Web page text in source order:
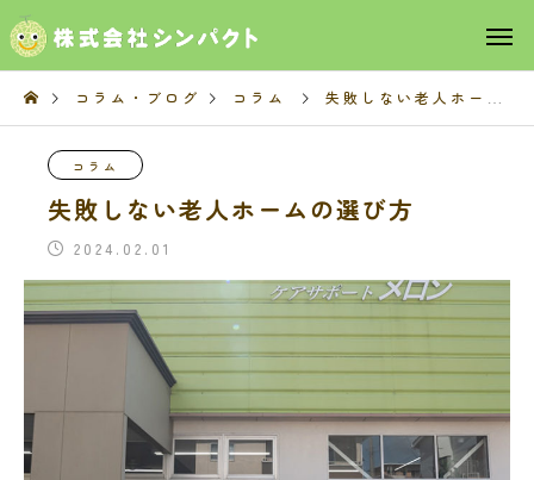
コラム・ブログ コラム 失敗しない老人ホームの選び方
コラム
失敗しない老人ホームの選び方
2024.02.01